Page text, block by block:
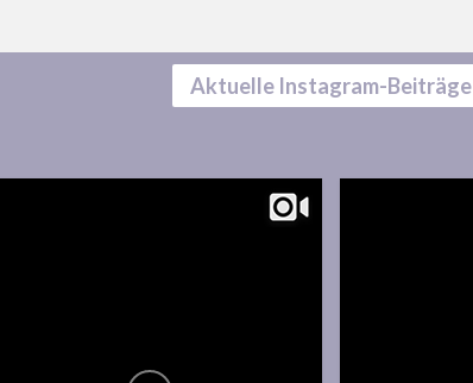
Aktuelle Instagram-Beiträge